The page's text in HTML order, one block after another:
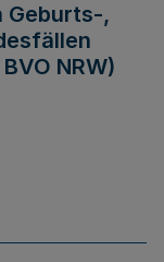
Geburts-,
NRW)